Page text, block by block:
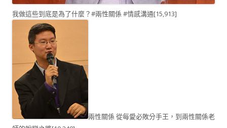
我做這些到底是為了什麼？#兩性關係 #情感溝通[15,913]
兩性關係 從每愛必敗分手王，到兩性關係老